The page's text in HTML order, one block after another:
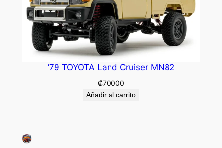
’79 TOYOTA Land Cruiser MN82
₡70000
Añadir al carrito